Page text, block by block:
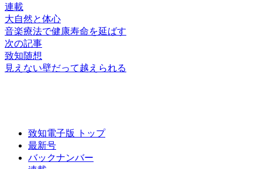
連載
大自然と体心
音楽療法で健康寿命を延ばす
次の記事
致知随想
見えない壁だって越えられる
致知電子版 トップ
最新号
バックナンバー